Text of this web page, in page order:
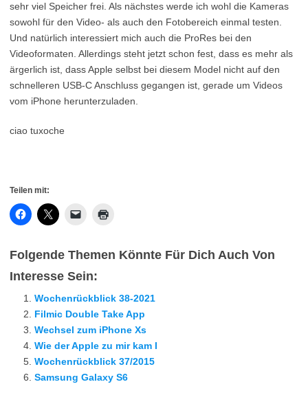
sehr viel Speicher frei. Als nächstes werde ich wohl die Kameras
sowohl für den Video- als auch den Fotobereich einmal testen.
Und natürlich interessiert mich auch die ProRes bei den
Videoformaten. Allerdings steht jetzt schon fest, dass es mehr als
ärgerlich ist, dass Apple selbst bei diesem Model nicht auf den
schnelleren USB-C Anschluss gegangen ist, gerade um Videos
vom iPhone herunterzuladen.
ciao tuxoche
Teilen mit:
Folgende Themen Könnte Für Dich Auch Von
Interesse Sein:
Wochenrückblick 38-2021
Filmic Double Take App
Wechsel zum iPhone Xs
Wie der Apple zu mir kam I
Wochenrückblick 37/2015
Samsung Galaxy S6